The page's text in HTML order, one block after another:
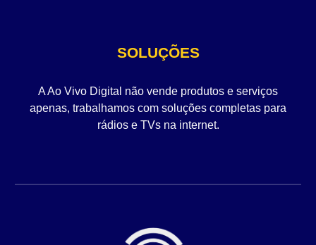
SOLUÇÕES
A Ao Vivo Digital não vende produtos e serviços
apenas, trabalhamos com soluções completas para
rádios e TVs na internet.